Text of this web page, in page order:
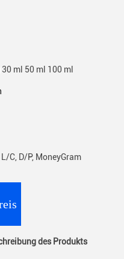
ml 50 ml 100 ml
C, D/P, MoneyGram
des Produkts